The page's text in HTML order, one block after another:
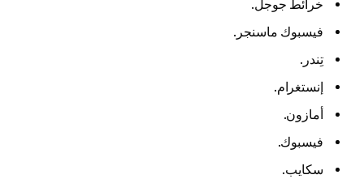
خرائط جوجل.
فيسبوك ماسنجر.
تِندر.
إنستغرام.
أمازون.
فيسبوك.
سكايب.